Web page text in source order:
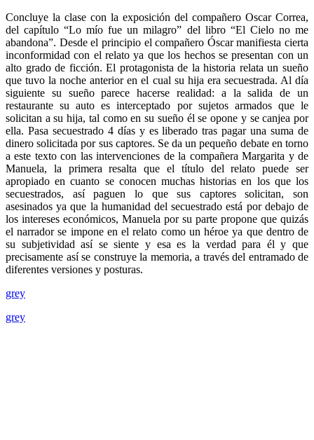
Concluye la clase con la exposición del compañero Oscar Correa,
del capítulo “Lo mío fue un milagro” del libro “El Cielo no me
abandona”. Desde el principio el compañero Óscar manifiesta cierta
inconformidad con el relato ya que los hechos se presentan con un
alto grado de ficción. El protagonista de la historia relata un sueño
que tuvo la noche anterior en el cual su hija era secuestrada. Al día
siguiente su sueño parece hacerse realidad: a la salida de un
restaurante su auto es interceptado por sujetos armados que le
solicitan a su hija, tal como en su sueño él se opone y se canjea por
ella. Pasa secuestrado 4 días y es liberado tras pagar una suma de
dinero solicitada por sus captores. Se da un pequeño debate en torno
a este texto con las intervenciones de la compañera Margarita y de
Manuela, la primera resalta que el título del relato puede ser
apropiado en cuanto se conocen muchas historias en los que los
secuestrados, así paguen lo que sus captores solicitan, son
asesinados ya que la humanidad del secuestrado está por debajo de
los intereses económicos, Manuela por su parte propone que quizás
el narrador se impone en el relato como un héroe ya que dentro de
su subjetividad así se siente y esa es la verdad para él y que
precisamente así se construye la memoria, a través del entramado de
diferentes versiones y posturas.
grey
grey